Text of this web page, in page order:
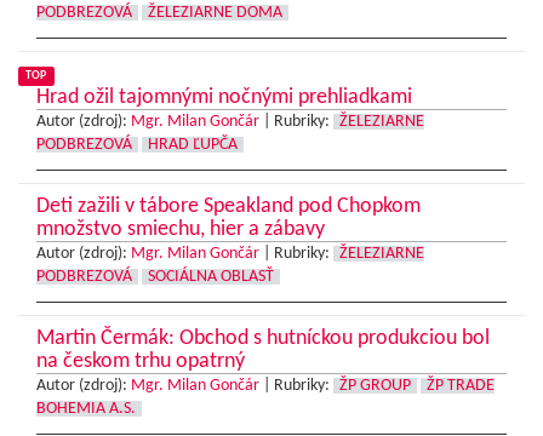
PODBREZOVÁ
ŽELEZIARNE DOMA
TOP
Hrad ožil tajomnými nočnými prehliadkami
Autor (zdroj): Mgr. Milan Gončár Rubriky:
ŽELEZIARNE
PODBREZOVÁ
HRAD ĽUPČA
Deti zažili v tábore Speakland pod Chopkom
množstvo smiechu, hier a zábavy
Autor (zdroj): Mgr. Milan Gončár Rubriky:
ŽELEZIARNE
PODBREZOVÁ
SOCIÁLNA OBLASŤ
Martin Čermák: Obchod s hutníckou produkciou bol
na českom trhu opatrný
Autor (zdroj): Mgr. Milan Gončár Rubriky: ŽP GROUP
ŽP TRADE
BOHEMIA A.S.